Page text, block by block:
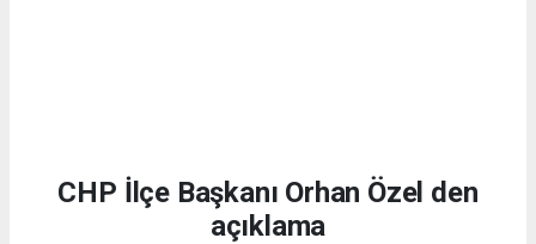
CHP İlçe Başkanı Orhan Özel den
açıklama